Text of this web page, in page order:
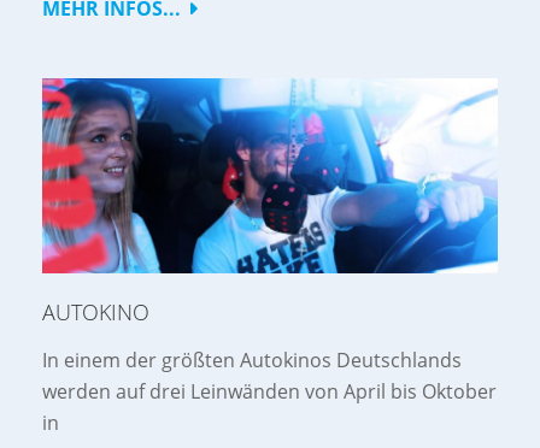
MEHR INFOS...
AUTOKINO
In einem der größten Autokinos Deutschlands
werden auf drei Leinwänden von April bis Oktober
in